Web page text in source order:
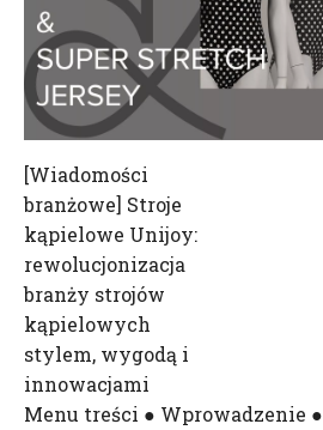
[Wiadomości
branżowe] Stroje
kąpielowe Unijoy:
rewolucjonizacja
branży strojów
kąpielowych
stylem, wygodą i
innowacjami
Menu treści ● Wprowadzenie ●